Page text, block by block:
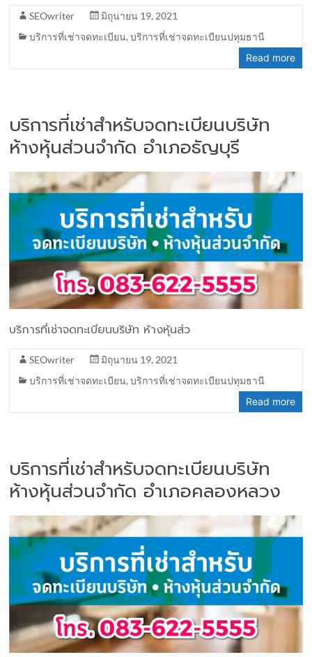
SEOwriter
มิถุนายน 19, 2021
บริการที่เช่าจดทะเบียน,บริการที่เช่าจดทะเบียนปทุมธานี
Read more
บริการที่เช่าสำหรับจดทะเบียนบริษัท
ห้างหุ้นส่วนจำกัด อำเภอธัญบุรี
บริการที่เช่าจดทะเบียนบริษัท ห้างหุ้นส่ว
SEOwriter
มิถุนายน 19, 2021
บริการที่เช่าจดทะเบียน,บริการที่เช่าจดทะเบียนปทุมธานี
Read more
บริการที่เช่าสำหรับจดทะเบียนบริษัท
ห้างหุ้นส่วนจำกัด อำเภอคลองหลวง